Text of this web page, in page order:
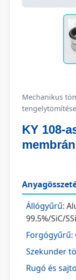
Mechanikus
KY 108-
Állógyűrű:
99.5%/SiC/
Forgógyűrű:
Szekunder
Rugó és